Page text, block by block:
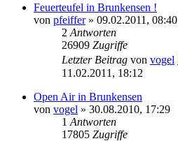
Feuerteufel in Brunkensen !
von pfeiffer» 09.02.2011, 08:40
2 Antworten
26909 Zugriffe
Letzter Beitrag von vogel
11.02.2011, 18:12
Open Air in Brunkensen
von vogel » 30.08.2010, 17:29
1 Antworten
17805 Zugriffe